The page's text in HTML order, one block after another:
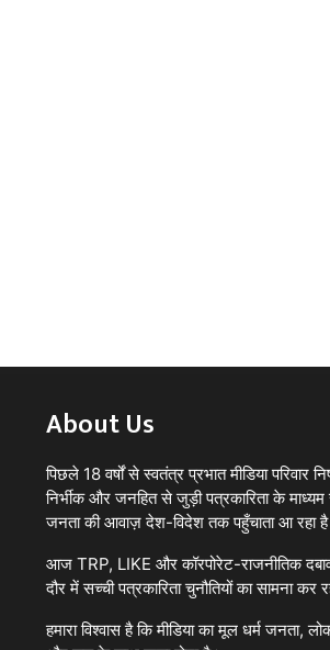
About Us
पिछले 18 वर्षों से स्वतंत्र प्रभात मीडिया परिवार
निर्भीक और जनहित से जुड़ी पत्रकारिता के
जनता की आवाज़ देश-विदेश तक पहुँचाता आ रहा
आज TRP, LIKE और कॉरपोरेट-राजनीतिक
दौर में सच्ची पत्रकारिता चुनौतियों का सामना कर
हमारा विश्वास है कि मीडिया का मूल धर्म जनता,